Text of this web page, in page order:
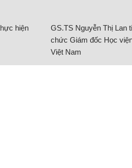
hiện
GS.TS Nguyễn Thị Lan
chức Giám đốc Học
Việt Nam